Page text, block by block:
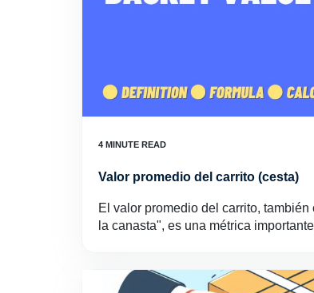
Valor promedio del carrito (cesta)
El valor promedio del carrito,
la canasta", es una métrica